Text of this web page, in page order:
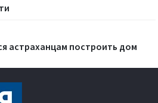
астраханцам построить дом